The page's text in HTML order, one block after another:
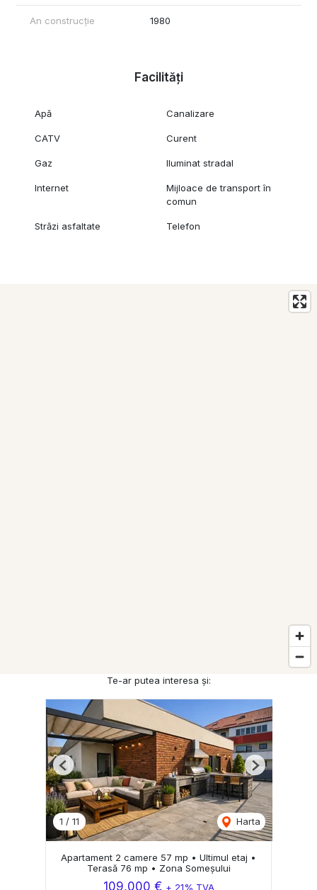
An construcție 1980
Facilități
Apă Canalizare
CATV Curent
Gaz Iluminat stradal
Internet
Mijloace de transport în
comun
Străzi asfaltate Telefon
Te-ar putea interesa și:
1 / 11 Harta
Previous Next
Apartament 2 camere 57 mp • Ultimul etaj •
Terasă 76 mp • Zona Someșului
109,000 € + 21% TVA